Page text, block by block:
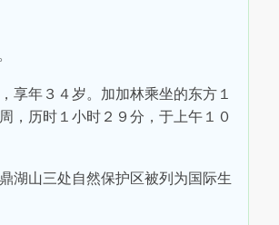
享年３４岁。加加林乘坐的东方１
，历时１小时２９分，于上午１０
湖山三处自然保护区被列为国际生